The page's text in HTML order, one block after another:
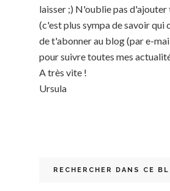
laisser ;) N'oublie pas d'ajouter
(c'est plus sympa de savoir qui
de t'abonner au blog (par e-
pour suivre toutes mes
A très vite !
Ursula
RECHERCHER DANS CE